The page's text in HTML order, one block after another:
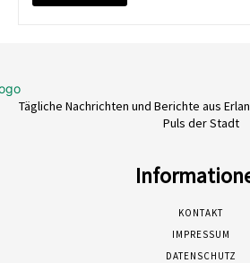
Tägliche Nachrichten und Berichte aus
Puls der Stadt
KONTAKT
IMPRESSUM
DATENSCHUTZ